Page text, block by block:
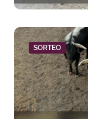
Santa
SORTEO